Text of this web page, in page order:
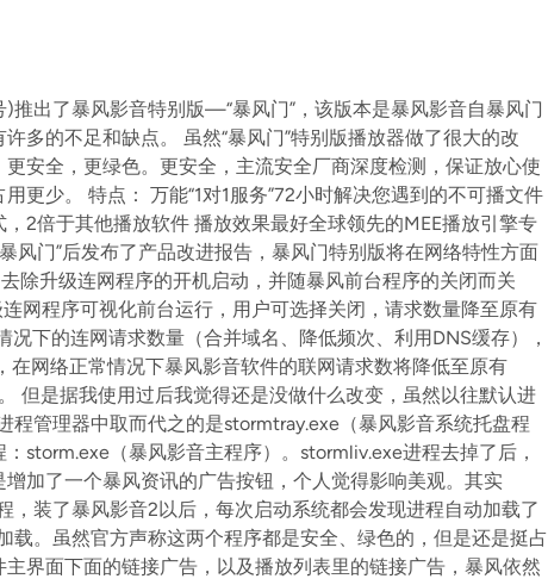
推出了暴风影音特别版—“暴风门”，该版本是暴风影音自暴风门
多的不足和缺点。 虽然“暴风门”特别版播放器做了很大的改
安全，更绿色。更安全，主流安全厂商深度检测，保证放心使
更少。 特点： 万能“1对1服务”72小时解决您遇到的不可播文件
2倍于其他播放软件 播放效果最好全球领先的MEE播放引擎专
风门”后发布了产品改进报告，暴风门特别版将在网络特性方面
除升级连网程序的开机启动，并随暴风前台程序的关闭而关
网程序可视化前台运行，用户可选择关闭，请求数量降至原有
下的连网请求数量（合并域名、降低频次、利用DNS缓存），
在网络正常情况下暴风影音软件的联网请求数将降低至原有
但是据我使用过后我觉得还是没做什么改变，虽然以往默认进
程管理器中取而代之的是stormtray.exe（暴风影音系统托盘程
storm.exe（暴风影音主程序）。stormliv.exe进程去掉了后，
加了一个暴风资讯的广告按钮，个人觉得影响美观。其实
，装了暴风影音2以后，每次启动系统都会发现进程自动加载了
载。虽然官方声称这两个程序都是安全、绿色的，但是还是挺占
界面下面的链接广告，以及播放列表里的链接广告，暴风依然